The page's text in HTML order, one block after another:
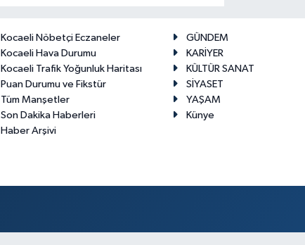
Kocaeli Nöbetçi Eczaneler
Kocaeli Hava Durumu
Kocaeli Trafik Yoğunluk Haritası
Puan Durumu ve Fikstür
Tüm Manşetler
Son Dakika Haberleri
Haber Arşivi
GÜNDEM
KARİYER
KÜLTÜR SANAT
SİYASET
YAŞAM
Künye